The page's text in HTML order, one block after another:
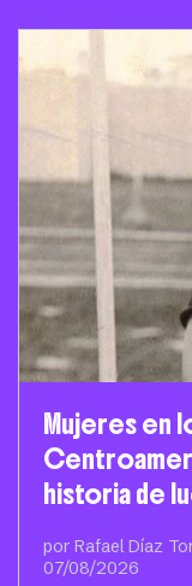
Mujeres en
historia de
por Rafael Díaz
07/08/2026